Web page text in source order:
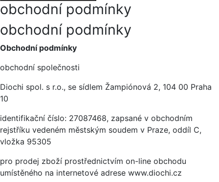
obchodní podmínky
obchodní podmínky
Obchodní podmínky
obchodní společnosti
Diochi spol. s r.o., se sídlem Žampiónová 2, 104 00 Praha
10
identifikační číslo: 27087468, zapsané v obchodním
rejstříku vedeném městským soudem v Praze, oddíl C,
vložka 95305
pro prodej zboží prostřednictvím on-line obchodu
umístěného na internetové adrese www.diochi.cz